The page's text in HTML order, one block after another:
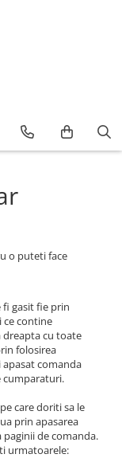
o puteti face
gasit fie prin
ce contine
dreapta cu toate
folosirea
comanda
cumparaturi.
care doriti sa le
prin apasarea
paginii de comanda.
urmatoarele: